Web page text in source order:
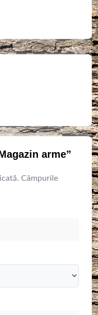
arme”
Câmpurile